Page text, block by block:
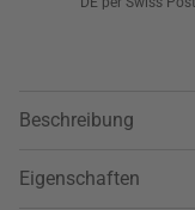
Beschreibung
Eigenschaften